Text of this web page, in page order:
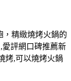
，精緻燒烤火鍋的
評網口碑推薦新
烤,可以燒烤火鍋